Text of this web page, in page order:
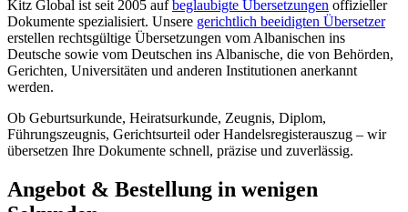
Kitz Global ist seit 2005 aufbeglaubigte Übersetzungen offizieller
Dokumente spezialisiert. Unsere gerichtlich beeidigten Übersetzer
erstellen rechtsgültige Übersetzungen vom Albanischen ins
Deutsche sowie vom Deutschen ins Albanische, die von Behörden,
Gerichten, Universitäten und anderen Institutionen anerkannt
werden.
Ob Geburtsurkunde, Heiratsurkunde, Zeugnis, Diplom,
Führungszeugnis, Gerichtsurteil oder Handelsregisterauszug – wir
übersetzen Ihre Dokumente schnell, präzise und zuverlässig.
Angebot & Bestellung in wenigen